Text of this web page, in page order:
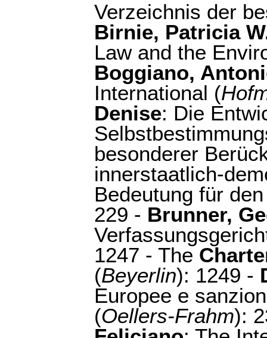
Verzeichnis der
Birnie, Patricia
Law and the
Boggiano,
International (
Denise: Die
besonderer
innerstaatlich-
Bedeutung für
229 - Brunner,
1247 - The
(Beyerlin): 1249 -
Europee e
(Oellers-Frahm):